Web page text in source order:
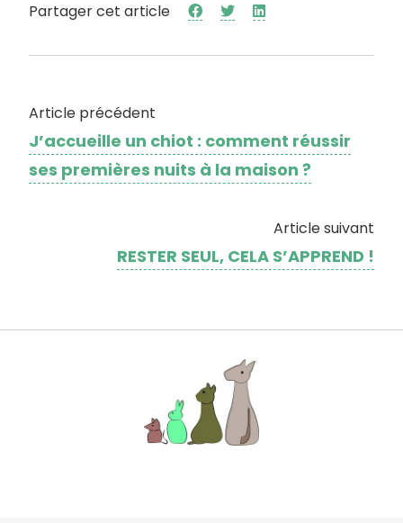
Partager cet article
Article précédent
J’accueille un chiot : comment réussir
ses premières nuits à la maison ?
Article suivant
RESTER SEUL, CELA S’APPREND !